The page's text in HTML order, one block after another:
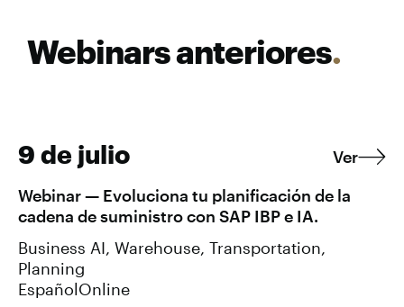
Webinars anteriores.
9 de julio
Ver
Webinar — Evoluciona tu planificación de la
cadena de suministro con SAP IBP e IA.
Business AI, Warehouse, Transportation,
Planning
EspañolOnline